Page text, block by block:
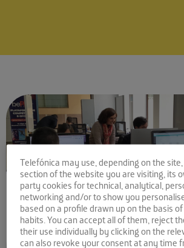
Comparte la noticia:
Telefónica may use, depending on the
section of the website you are visiting, its
party cookies for technical, analytical,
networking and/or to show you
based on a profile drawn up on the basis
habits. You can accept all of them, reject
their use individually by clicking on the
can also revoke your consent at any time